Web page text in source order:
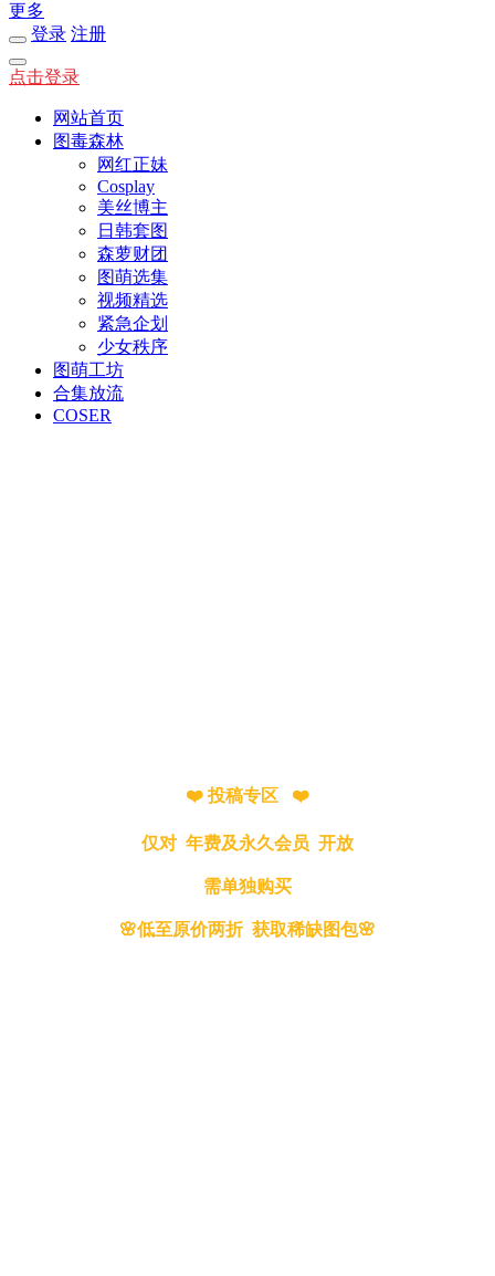
更多
登录 注册
点击登录
网站首页
图毒森林
网红正妹
Cosplay
美丝博主
日韩套图
森萝财团
图萌选集
视频精选
紧急企划
少女秩序
图萌工坊
合集放流
COSER
❤️ 投稿专区 ❤️
仅对 年费及永久会员 开放
需单独购买
🌸低至原价两折 获取稀缺图包🌸